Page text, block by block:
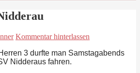
Kommentar hinterlassen
3 durfte man Samstagabends
Nidderaus fahren.